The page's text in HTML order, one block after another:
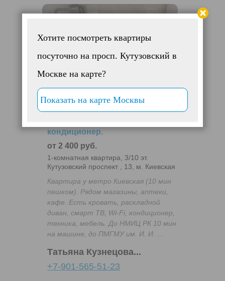
Светлая квартира у метро
кондиционер.
от 2 400 руб.
1-комнатная квартира, 3/10 эт.
Кутузовский проспект , 13, м. Киевская
Квартира у метро Киевская (10 мин
пешком). Рядом магазины, аптеки,
кафе. Есть кровать, раскладной
диван, смарт ТВ, Wi-Fi, кондиционер,
техника, мебель. До НМИЦ РК 10 мин
на машине, до ПМГМУ им. И. И. ...
Татьяна Кузнецова...
+7-901-565-51-23
Хотите посмотреть квартиры
посуточно на просп. Кутузовский в
Москве на карте?
Показать на карте Москвы